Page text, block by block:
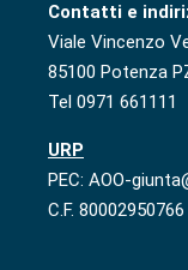
Contatti e
Viale Vincenzo
85100 Potenza
Tel 0971 661111
URP
PEC: AOO-
C.F. 80002950766